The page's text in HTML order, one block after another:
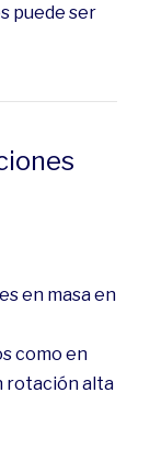
puede ser
en masa en
como en
rotación alta